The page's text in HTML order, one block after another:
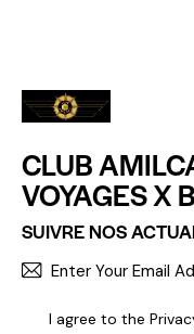
CLUB
VOYAGES X
SUIVRE NOS
I agree to the